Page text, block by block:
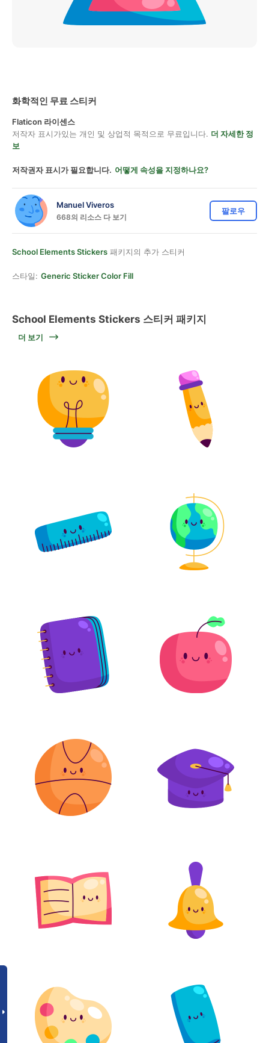
화학적인 무료 스티커
Flaticon 라이센스
저작자 표시가있는 개인 및 상업적 목적으로 무료입니다. 더 자세한 정
보
저작권자 표시가 필요합니다. 어떻게 속성을 지정하나요?
Manuel Viveros
668의 리소스 다 보기
팔로우
School Elements Stickers 패키지의 추가 스티커
스타일: Generic Sticker Color Fill
School Elements Stickers 스티커 패키지
더 보기